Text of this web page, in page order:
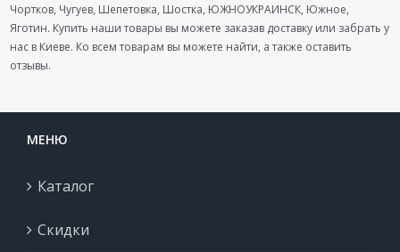
Чортков, Чугуев, Шепетовка, Шостка, ЮЖНОУКРАИНСК, Южное,
Яготин. Купить наши товары вы можете заказав доставку или забрать у
нас в Киеве. Ко всем товарам вы можете найти, а также оставить
отзывы.
МЕНЮ
Каталог
Скидки